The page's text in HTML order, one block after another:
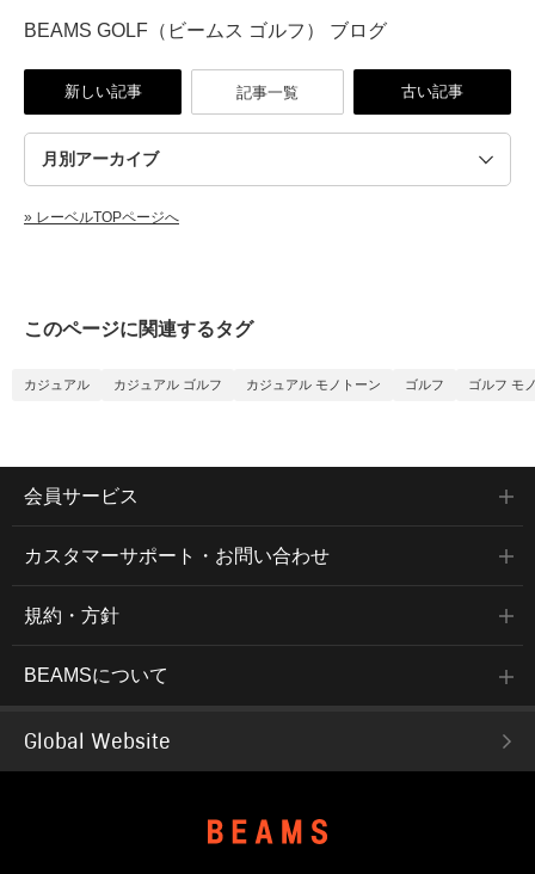
BEAMS GOLF（ビームス ゴルフ） ブログ
新しい記事 記事一覧 古い記事
» レーベルTOPページへ
このページに関連するタグ
カジュアル カジュアル ゴルフ カジュアル モノトーン ゴルフ ゴルフ モ
会員サービス
カスタマーサポート・お問い合わせ
規約・方針
BEAMSについて
Global Website